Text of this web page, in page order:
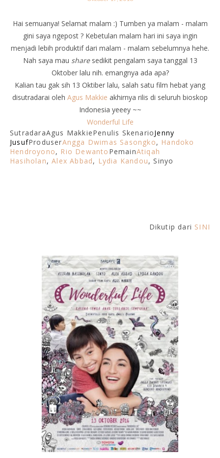
Hai semuanya! Selamat malam :) Tumben ya malam - malam
gini saya ngepost ? Kebetulan malam hari ini saya ingin
menjadi lebih produktif dari malam - malam sebelumnya hehe.
Nah saya mau sharesedikit pengalam saya tanggal 13
Oktober lalu nih. emangnya ada apa?
Kalian tau gak sih 13 Oktiber lalu, salah satu film hebat yang
disutradarai oleh Agus Makkie akhirnya rilis di seluruh bioskop
Indonesia yeeey ~~
Wonderful Life
SutradaraAgus MakkiePenulis SkenarioJenny
JusufProduserAngga Dwimas Sasongko, Handoko
Hendroyono, Rio Dewanto PemainAtiqah
Hasiholan,Alex Abbad, Lydia Kandou, Sinyo
Dikutip dari SINI